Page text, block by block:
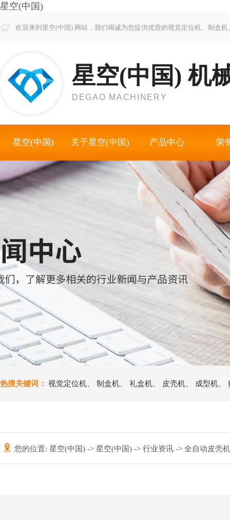
星空(中国)
欢迎来到星空(中国) 网站，我们竭诚为您提供优质的视觉定位机、制盒
星空(中国) 机
DEGAO MACHINERY
星空(中国) 关于星空(中国) 产品中心 荣
热搜关键词： 视觉定位机 制盒机 礼盒机 皮壳机 成型机
您的位置: 星空(中国) -> 星空(中国) -> 行业资讯 -> 全自动皮壳